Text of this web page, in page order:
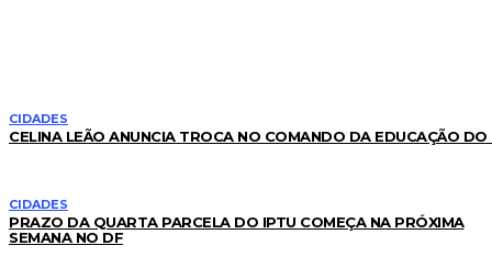
CIDADES
CELINA LEÃO ANUNCIA TROCA NO COMANDO DA EDUCAÇÃO DO
CIDADES
PRAZO DA QUARTA PARCELA DO IPTU COMEÇA NA PRÓXIMA
SEMANA NO DF